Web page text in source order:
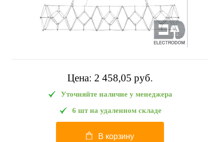
Цена: 2 458,05 pуб.
Уточняйте наличие у менеджера
6 шт на удаленном складе
В корзину